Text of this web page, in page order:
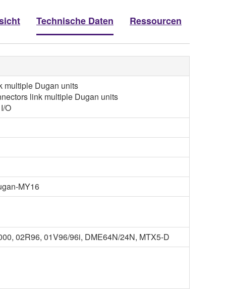
Technische Daten Ressourcen
multiple Dugan units
link multiple Dugan units
O
MY16
02R96, 01V96/96i, DME64N/24N, MTX5-D